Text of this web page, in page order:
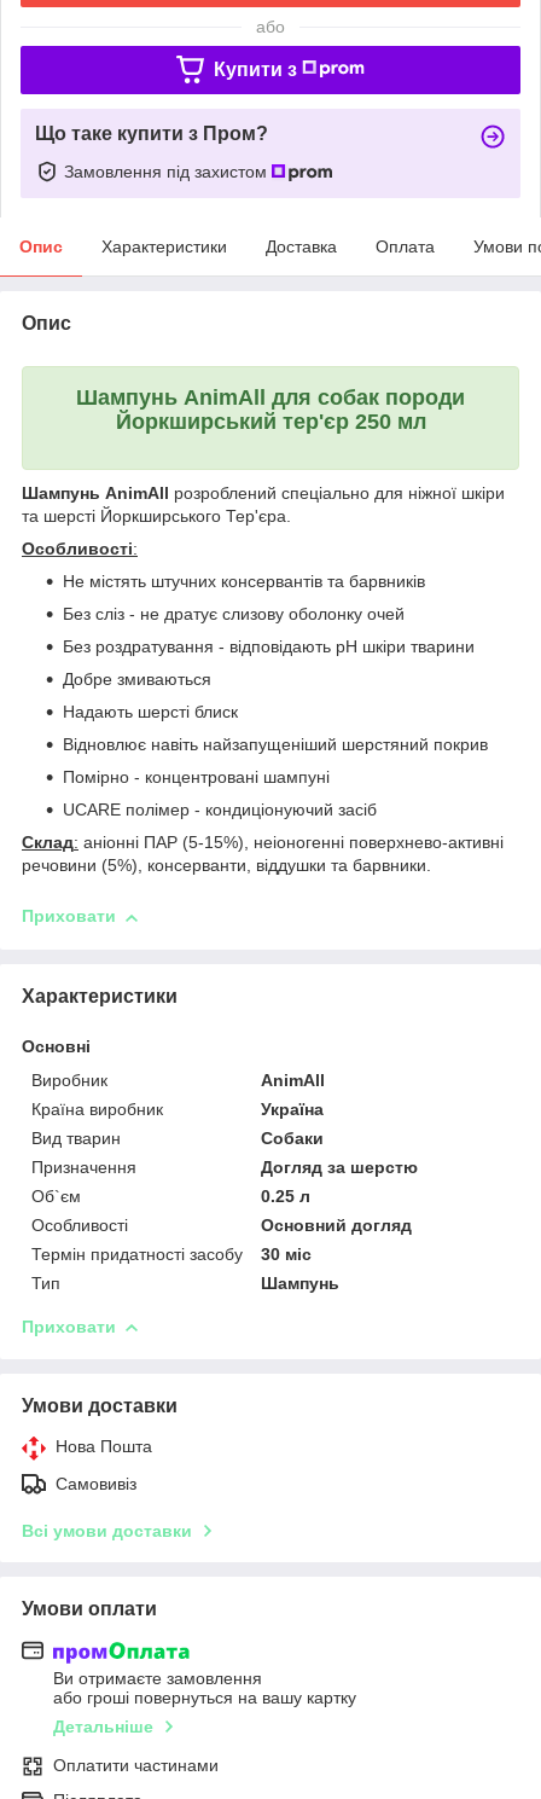
або
Купити з
Що таке купити з Пром?
Замовлення під захистом
Опис Характеристики Доставка Оплата Умови
Опис
Шампунь AnimАll для собак породи
Йоркширський тер'єр 250 мл
Шампунь AnimАll розроблений спеціально для ніжної шкіри
та шерсті Йоркширського Тер'єра.
Особливості:
Не містять штучних консервантів та барвників
Без сліз - не дратує слизову оболонку очей
Без роздратування - відповідають рН шкіри тварини
Добре змиваються
Надають шерсті блиск
Відновлює навіть найзапущеніший шерстяний покрив
Помірно - концентровані шампуні
UCARE полімер - кондиціонуючий засіб
Склад: аніонні ПАР (5-15%), неіоногенні поверхнево-активні
речовини (5%), консерванти, віддушки та барвники.
Приховати
Характеристики
Основні
Виробник
AnimAll
Країна виробник
Україна
Вид тварин
Собаки
Призначення
Догляд за шерстю
Об`єм
0.25 л
Особливості
Основний догляд
Термін придатності засобу
30 міс
Тип
Шампунь
Приховати
Умови доставки
Нова Пошта
Самовивіз
Всі умови доставки
Умови оплати
Ви отримаєте замовлення
або гроші повернуться на вашу картку
Детальніше
Оплатити частинами